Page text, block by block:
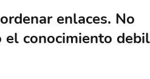
enlaces. No
conocimiento debil